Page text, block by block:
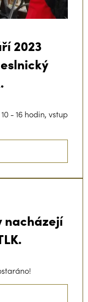
2023
- 16 hodin, vstup
nacházejí